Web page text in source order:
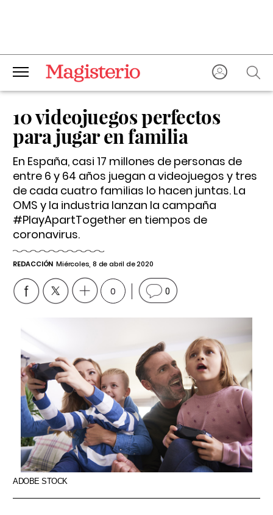
10 videojuegos perfectos
para jugar en familia
En España, casi 17 millones de personas de
entre 6 y 64 años juegan a videojuegos y tres
de cada cuatro familias lo hacen juntas. La
OMS y la industria lanzan la campaña
#PlayApartTogether en tiempos de
coronavirus.
REDACCIÓN Miércoles, 8 de abril de 2020
0 0
ADOBE STOCK